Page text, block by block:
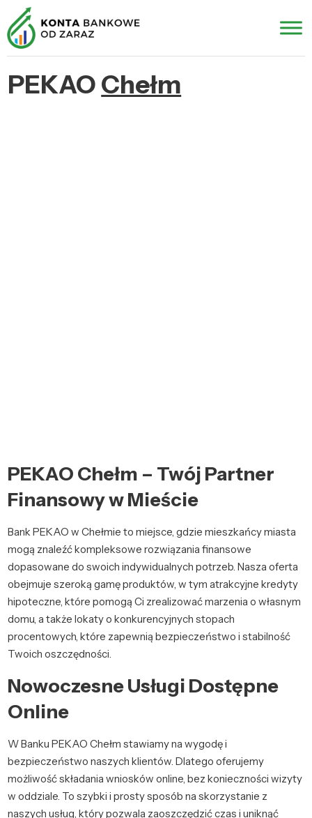
PEKAO Chełm
PEKAO Chełm – Twój Partner
Finansowy w Mieście
Bank PEKAO w Chełmie to miejsce, gdzie mieszkańcy miasta
mogą znaleźć kompleksowe rozwiązania finansowe
dopasowane do swoich indywidualnych potrzeb. Nasza oferta
obejmuje szeroką gamę produktów, w tym atrakcyjne kredyty
hipoteczne, które pomogą Ci zrealizować marzenia o własnym
domu, a także lokaty o konkurencyjnych stopach
procentowych, które zapewnią bezpieczeństwo i stabilność
Twoich oszczędności.
Nowoczesne Usługi Dostępne
Online
W Banku PEKAO Chełm stawiamy na wygodę i
bezpieczeństwo naszych klientów. Dlatego oferujemy
możliwość składania wniosków online, bez konieczności wizyty
w oddziale. To szybki i prosty sposób na skorzystanie z
naszych usług, który pozwala zaoszczędzić czas i uniknąć